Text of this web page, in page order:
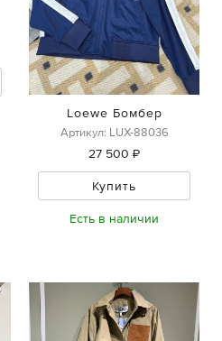
Loewe Бомбер
Артикул: LUX-88036
27 500 ₽
Купить
Есть в наличии